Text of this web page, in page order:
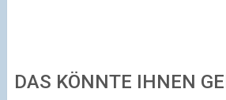
DAS KÖNNTE IHNEN